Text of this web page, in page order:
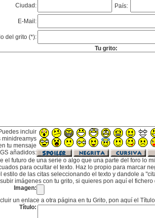
Ciudad: País:
E-Mail:
del grito (*):
Tu grito:
incluir
minidreamys
tu mensaje
añadidos:
futuro de una serie o algo que una parte del foro lo
para ocultar el texto. Haz lo propio para marcar
de las citas seleccionando el texto y dandole a
imágenes con tu grito, si quieres pon aquí el
Imagen:
un enlace a otra página en tu Grito, pon aquí el
Título: